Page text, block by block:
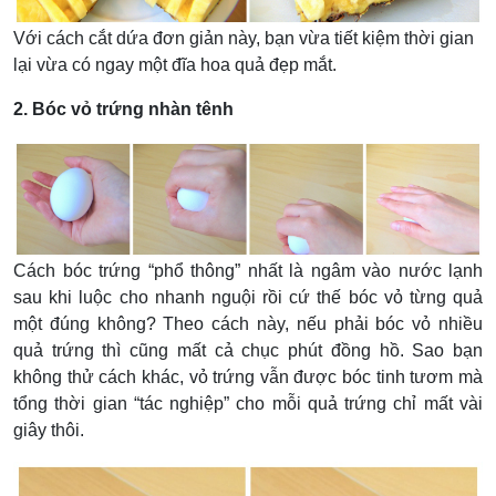
Với cách cắt dứa đơn giản này, bạn vừa tiết kiệm thời gian
lại vừa có ngay một đĩa hoa quả đẹp mắt.
2. Bóc vỏ trứng nhàn tênh
Cách bóc trứng “phổ thông” nhất là ngâm vào nước lạnh
sau khi luộc cho nhanh nguội rồi cứ thế bóc vỏ từng quả
một đúng không? Theo cách này, nếu phải bóc vỏ nhiều
quả trứng thì cũng mất cả chục phút đồng hồ. Sao bạn
không thử cách khác, vỏ trứng vẫn được bóc tinh tươm mà
tổng thời gian “tác nghiệp” cho mỗi quả trứng chỉ mất vài
giây thôi.